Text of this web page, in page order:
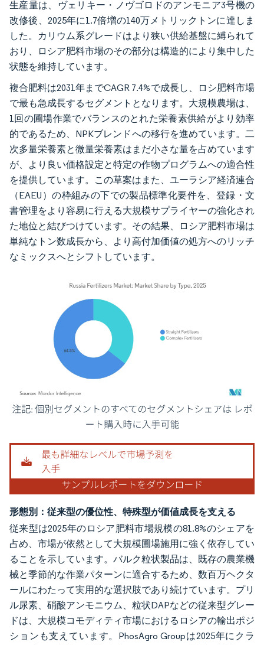
生産量は、ヴェリキー・ノヴゴロドのアンモニア3号機の
改修後、2025年に1.7倍増の140万メトリックトンに達しま
した。カリウム系グレードはより狭い供給基盤に縛られて
おり、ロシア肥料市場のその部分は構造的により集中した
状態を維持しています。
複合肥料は2031年までCAGR 7.4%で成長し、ロシ肥料市場
で最も急成長するセグメントとなります。大規模農場は、
1回の圃場作業でバランスのとれた栄養素供給がより効率
的であるため、NPKブレンドへの移行を進めています。二
次多量栄養素と微量栄養素はまだ小さな量を占めています
が、より良い価格設定と特定の作物プログラムへの適合性
を提供しています。この草案はまた、ユーラシア経済連合
（EAEU）の枠組みの下での製品標準化要件を、登録・文
書管理をより容易に行える大規模サプライヤーの強化され
た地位と結びつけています。その結果、ロシア肥料市場は
単純なトン数成長から、より高付加価値の処方へのリッチ
なミックスへとシフトしています。
画像 © Mordor Intelligence。再利用にはCC BY 4.0の表示が必要です。
形態別：従来型の優位性、特殊型が価値成長を支える
従来型は2025年のロシア肥料市場規模の81.8%のシェアを
占め、市場が依然として大規模圃場施用に強く依存してい
ることを示しています。バルク粒状製品は、既存の農業機
械と季節的な作業パターンに適合するため、数百万ヘクタ
ールにわたって実用的な選択肢であり続けています。プリ
ル尿素、硝酸アンモニウム、粒状DAPなどの従来型グレー
ドは、大規模コモディティ市場におけるロシアの輸出ポジ
ションも支えています。PhosAgro Groupは2025年にクラ